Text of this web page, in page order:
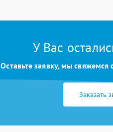
У Вас
Оставьте заявку, мы
Заказать